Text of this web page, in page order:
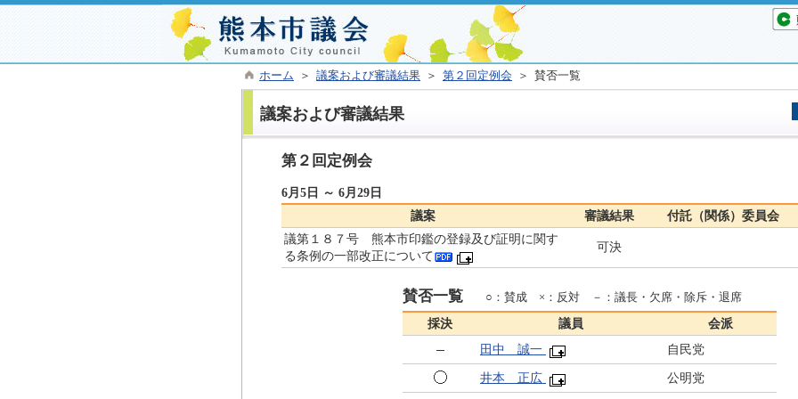
ホーム ＞ 議案および審議結果 ＞ 第２回定例会 ＞ 賛否一覧
議案および審議結果
第２回定例会
6月5日 ～ 6月29日
議案
審議結果
付託（関係）委員会
議第１８７号 熊本市印鑑の登録及び証明に関す
る条例の一部改正について
可決
賛否一覧 ○：賛成 ×：反対 －：議長・欠席・除斥・退席
採決 議員
会派
田中 誠一
自民党
井本 正広 公明党